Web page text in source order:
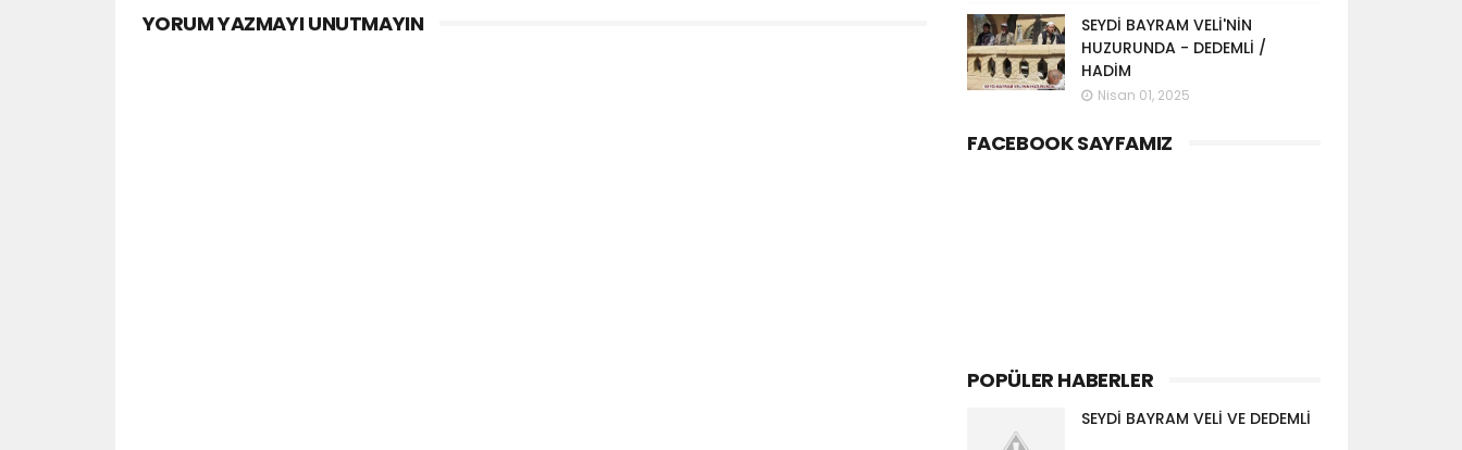
YORUM YAZMAYI UNUTMAYIN
SEYDİ BAYRAM VELİ'NİN
HUZURUNDA - DEDEMLİ /
HADİM
Nisan 01, 2025
FACEBOOK SAYFAMIZ
POPÜLER HABERLER
SEYDİ BAYRAM VELİ VE DEDEMLİ